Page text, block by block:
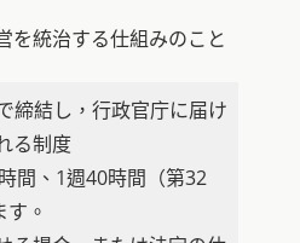
を統治する仕組みのこと
締結し，行政官庁に届け
る制度
間、1週40時間（第32
。